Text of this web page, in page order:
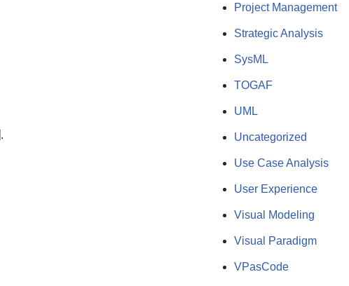
.
Project Management
Strategic Analysis
SysML
TOGAF
UML
Uncategorized
Use Case Analysis
User Experience
Visual Modeling
Visual Paradigm
VPasCode